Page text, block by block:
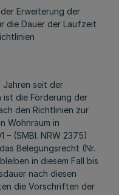
Erweiterung der
die Dauer der Laufzeit
seit der
ist die Förderung der
den Richtlinien zur
Wohnraum in
– (SMBl. NRW 2375)
Belegungsrecht (Nr.
in diesem Fall bis
nach diesen
die Vorschriften der